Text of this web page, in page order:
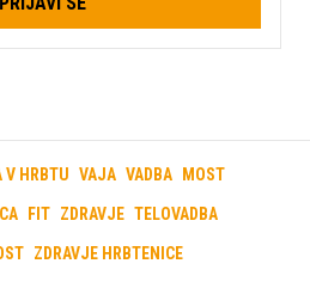
V HRBTU VAJA VADBA MOST
FIT ZDRAVJE TELOVADBA
ZDRAVJE HRBTENICE